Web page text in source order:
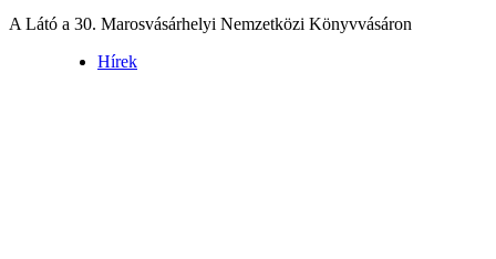
A Látó a 30. Marosvásárhelyi Nemzetközi Könyvvásáron
Hírek